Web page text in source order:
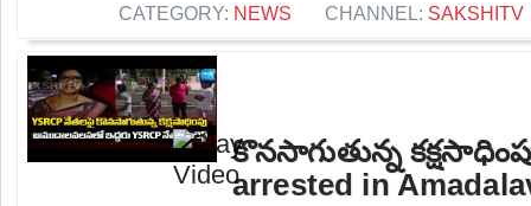
CATEGORY: NEWS CHANNEL: SAKSHITV
కొనసాగుతున్న
arrested in